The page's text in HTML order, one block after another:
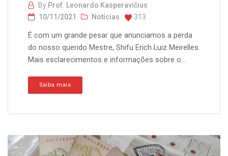
By Prof. Leonardo Kasperavičius
10/11/2021
Notícias 313
É com um grande pesar que anunciamos a perda
do nosso querido Mestre, Shifu Erich Luiz Meirelles.
Mais esclarecimentos e informações sobre o...
Saiba mais